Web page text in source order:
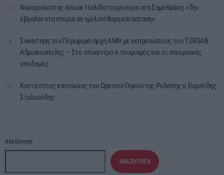
Ναυαγοσώστης έσωσε Ιταλίδα τουρίστρια στη Σαμοθράκη: «Την
έβγαλαν στη στεριά σε ημιλιπόθυμη κατάσταση»
Συνάντηση του Περιφερειάρχη ΑΜΘ με εκπροσώπους του TÜRSAB
Αδριανούπολης – Στο επίκεντρο ο τουρισμός και οι συνοριακές
υποδομές
Κοντά στους κατοίκους του Ορεινού Όγκου της Ροδόπης ο Ευριπίδης
Στυλιανίδης
Αναζήτηση
ΑΝΑΖΉΤΗΣΗ